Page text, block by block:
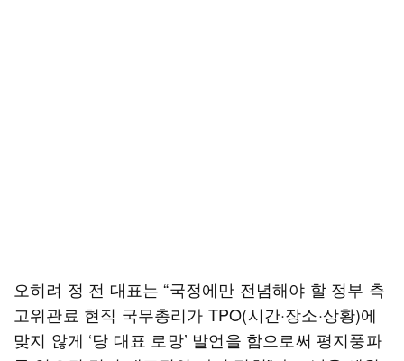
오히려 정 전 대표는 “국정에만 전념해야 할 정부 측
고위관료 현직 국무총리가 TPO(시간·장소·상황)에
맞지 않게 ‘당 대표 로망’ 발언을 함으로써 평지풍파